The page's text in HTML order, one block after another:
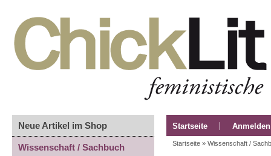
Neue Artikel im Shop
Wissenschaft / Sachbuch
Startseite Anmelden
Startseite » Wissenschaft /